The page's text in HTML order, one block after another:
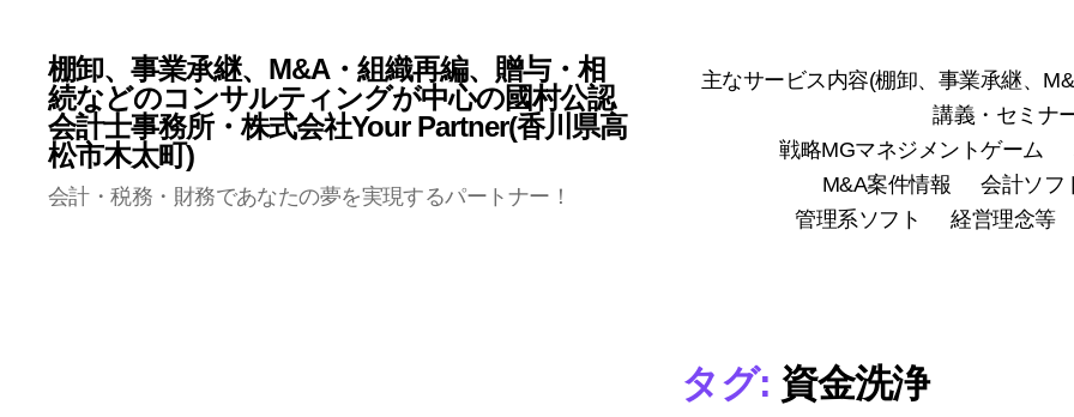
棚卸、事業承継、M&A・組織再編、贈与・相
続などのコンサルティングが中心の國村公認
会計士事務所・株式会社Your Partner(香川県高
松市木太町)
会計・税務・財務であなたの夢を実現するパートナー！
主なサービス内容(棚卸、事業承継、
講義・セミナ
戦略MGマネジメントゲーム
M&A案件情報
会計ソフ
管理系ソフト
経営理念等
タグ: 資金洗浄